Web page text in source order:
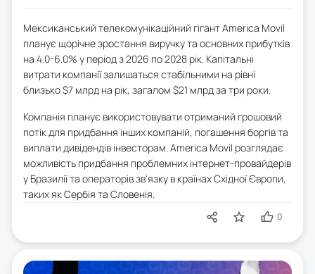
Мексиканський телекомунікаційний гігант America Movil
планує щорічне зростання виручку та основних прибутків
на 4.0-6.0% у період з 2026 по 2028 рік. Капітальні
витрати компанії залишаться стабільними на рівні
близько $7 млрд на рік, загалом $21 млрд за три роки.
Компанія планує використовувати отриманий грошовий
потік для придбання інших компаній, погашення боргів та
виплати дивідендів інвесторам. America Movil розглядає
можливість придбання проблемних інтернет-провайдерів
у Бразилії та операторів зв'язку в країнах Східної Європи,
таких як Сербія та Словенія.
0